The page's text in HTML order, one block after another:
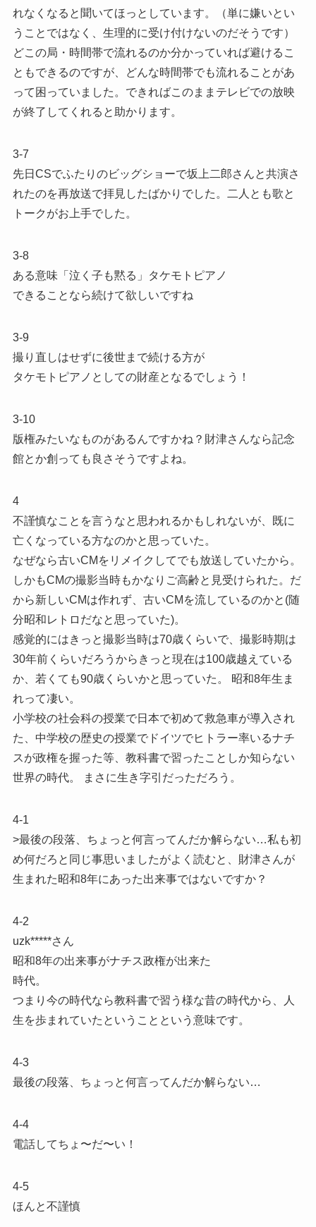
れなくなると聞いてほっとしています。（単に嫌いとい
うことではなく、生理的に受け付けないのだそうです）
どこの局・時間帯で流れるのか分かっていれば避けるこ
ともできるのですが、どんな時間帯でも流れることがあ
って困っていました。できればこのままテレビでの放映
が終了してくれると助かります。
3-7
先日CSでふたりのビッグショーで坂上二郎さんと共演さ
れたのを再放送で拝見したばかりでした。二人とも歌と
トークがお上手でした。
3-8
ある意味「泣く子も黙る」タケモトピアノ
できることなら続けて欲しいですね
3-9
撮り直しはせずに後世まで続ける方が
タケモトピアノとしての財産となるでしょう！
3-10
版権みたいなものがあるんですかね？財津さんなら記念
館とか創っても良さそうですよね。
4
不謹慎なことを言うなと思われるかもしれないが、既に
亡くなっている方なのかと思っていた。
なぜなら古いCMをリメイクしてでも放送していたから。
しかもCMの撮影当時もかなりご高齢と見受けられた。だ
から新しいCMは作れず、古いCMを流しているのかと(随
分昭和レトロだなと思っていた)。
感覚的にはきっと撮影当時は70歳くらいで、撮影時期は
30年前くらいだろうからきっと現在は100歳越えている
か、若くても90歳くらいかと思っていた。 昭和8年生ま
れって凄い。
小学校の社会科の授業で日本で初めて救急車が導入され
た、中学校の歴史の授業でドイツでヒトラー率いるナチ
スが政権を握った等、教科書で習ったことしか知らない
世界の時代。 まさに生き字引だっただろう。
4-1
>最後の段落、ちょっと何言ってんだか解らない…私も初
め何だろと同じ事思いましたがよく読むと、財津さんが
生まれた昭和8年にあった出来事ではないですか？
4-2
uzk*****さん
昭和8年の出来事がナチス政権が出来た
時代。
つまり今の時代なら教科書で習う様な昔の時代から、人
生を歩まれていたということという意味です。
4-3
最後の段落、ちょっと何言ってんだか解らない…
4-4
電話してちょ〜だ〜い！
4-5
ほんと不謹慎